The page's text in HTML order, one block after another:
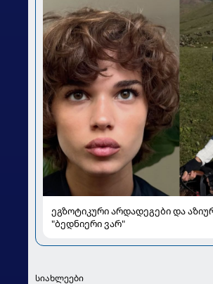
ეგზოტიკური არდადეგები და
"ბედნიერი ვარ"
სიახლეები